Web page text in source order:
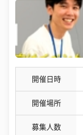
開催日時
開催場所
募集人数